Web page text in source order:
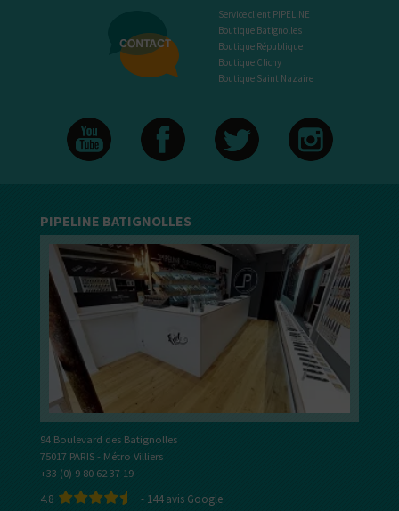
Service client PIPELINE
Boutique Batignolles
Boutique République
Boutique Clichy
Boutique Saint Nazaire
PIPELINE BATIGNOLLES
94 Boulevard des Batignolles
75017 PARIS - Métro Villiers
+33 (0) 9 80 62 37 19
4.8 - 144avis Google